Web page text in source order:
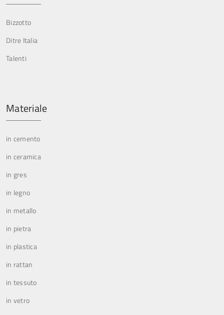
Bizzotto
Ditre Italia
Talenti
Materiale
in cemento
in ceramica
in gres
in legno
in metallo
in pietra
in plastica
in rattan
in tessuto
in vetro